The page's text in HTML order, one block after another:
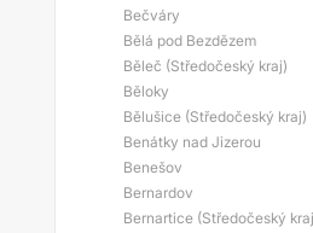
Bečváry
Bělá pod Bezdězem
Běleč (Středočeský kraj)
Běloky
Bělušice (Středočeský kraj)
Benátky nad Jizerou
Benešov
Bernardov
Bernartice (Středočeský